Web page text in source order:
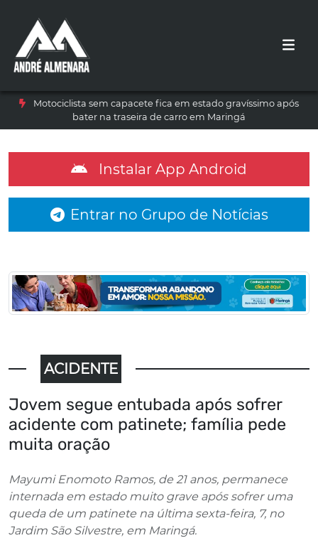
Motociclista sem capacete fica em estado gravíssimo após
bater na traseira de carro em Maringá
Instalar App Android
Entrar no Grupo de Notícias
ACIDENTE
Jovem segue entubada após sofrer
acidente com patinete; família pede
muita oração
Mayumi Enomoto Ramos, de 21 anos, permanece
internada em estado muito grave após sofrer uma
queda de um patinete na última sexta-feira, 7, no
Jardim São Silvestre, em Maringá.